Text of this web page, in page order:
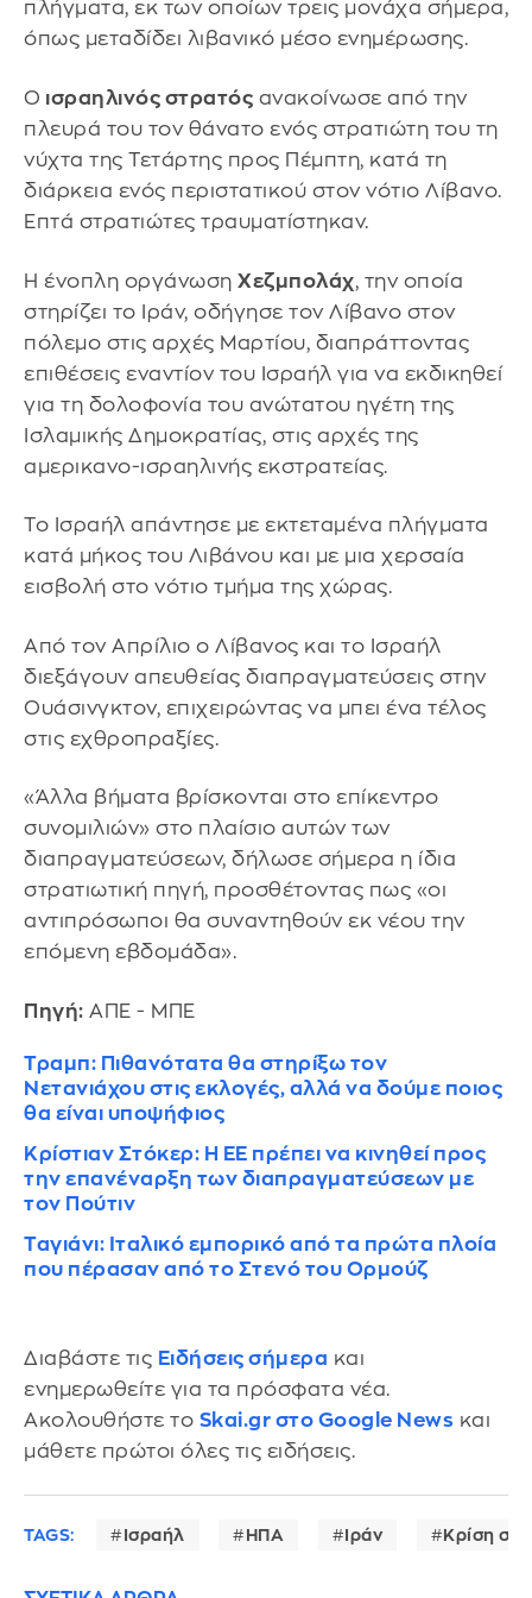
πλήγματα, εκ των οποίων τρεις μονάχα σήμερα,
όπως μεταδίδει λιβανικό μέσο ενημέρωσης.
Ο ισραηλινός στρατός ανακοίνωσε από την
πλευρά του τον θάνατο ενός στρατιώτη του τη
νύχτα της Τετάρτης προς Πέμπτη, κατά τη
διάρκεια ενός περιστατικού στον νότιο Λίβανο.
Επτά στρατιώτες τραυματίστηκαν.
Η ένοπλη οργάνωση Χεζμπολάχ, την οποία
στηρίζει το Ιράν, οδήγησε τον Λίβανο στον
πόλεμο στις αρχές Μαρτίου, διαπράττοντας
επιθέσεις εναντίον του Ισραήλ για να εκδικηθεί
για τη δολοφονία του ανώτατου ηγέτη της
Ισλαμικής Δημοκρατίας, στις αρχές της
αμερικανο-ισραηλινής εκστρατείας.
Το Ισραήλ απάντησε με εκτεταμένα πλήγματα
κατά μήκος του Λιβάνου και με μια χερσαία
εισβολή στο νότιο τμήμα της χώρας.
Από τον Απρίλιο ο Λίβανος και το Ισραήλ
διεξάγουν απευθείας διαπραγματεύσεις στην
Ουάσινγκτον, επιχειρώντας να μπει ένα τέλος
στις εχθροπραξίες.
«Άλλα βήματα βρίσκονται στο επίκεντρο
συνομιλιών» στο πλαίσιο αυτών των
διαπραγματεύσεων, δήλωσε σήμερα η ίδια
στρατιωτική πηγή, προσθέτοντας πως «οι
αντιπρόσωποι θα συναντηθούν εκ νέου την
επόμενη εβδομάδα».
Πηγή: ΑΠΕ - ΜΠΕ
Τραμπ: Πιθανότατα θα στηρίξω τον
Νετανιάχου στις εκλογές, αλλά να δούμε ποιος
θα είναι υποψήφιος
Κρίστιαν Στόκερ: Η ΕΕ πρέπει να κινηθεί προς
την επανέναρξη των διαπραγματεύσεων με
τον Πούτιν
Ταγιάνι: Ιταλικό εμπορικό από τα πρώτα πλοία
που πέρασαν από το Στενό του Ορμούζ
Διαβάστε τις Ειδήσεις σήμερα και
ενημερωθείτε για τα πρόσφατα νέα.
Ακολουθήστε το Skai.gr στο Google News και
μάθετε πρώτοι όλες τις ειδήσεις.
TAGS: Ισραήλ ΗΠΑ Ιράν Κρίση